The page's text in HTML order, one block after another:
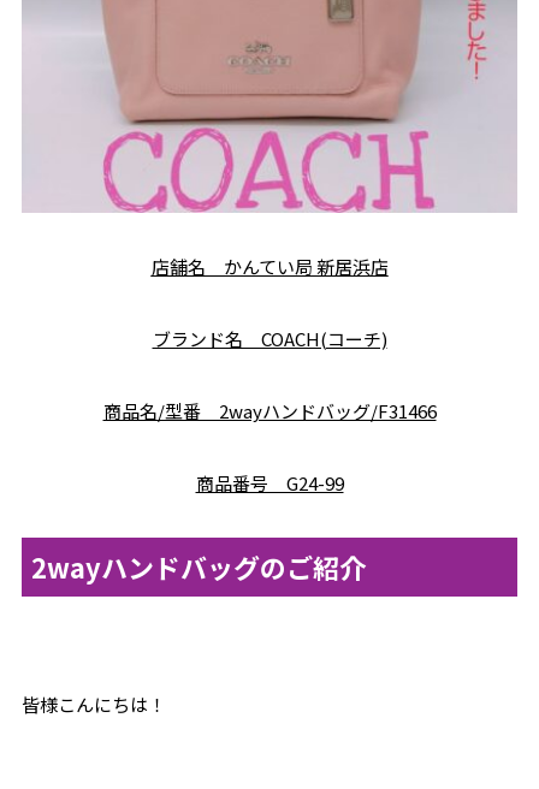
店舗名 かんてい局 新居浜店
ブランド名 COACH(コーチ)
商品名/型番 2wayハンドバッグ/F31466
商品番号 G24-99
2wayハンドバッグのご紹介
皆様こんにちは！